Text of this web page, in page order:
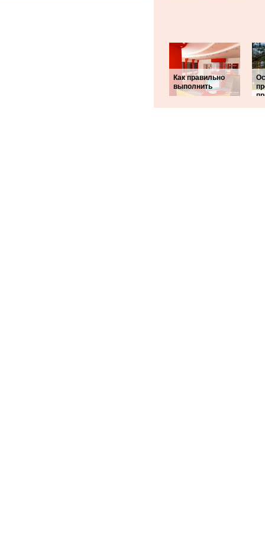
Как правильно
выполнить